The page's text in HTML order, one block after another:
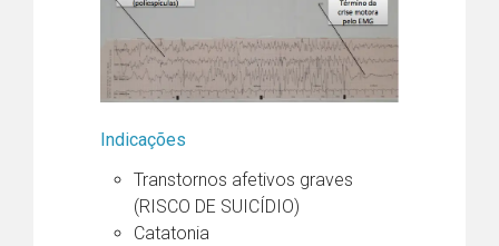
Indicações
Transtornos afetivos graves
(RISCO DE SUICÍDIO)
Catatonia